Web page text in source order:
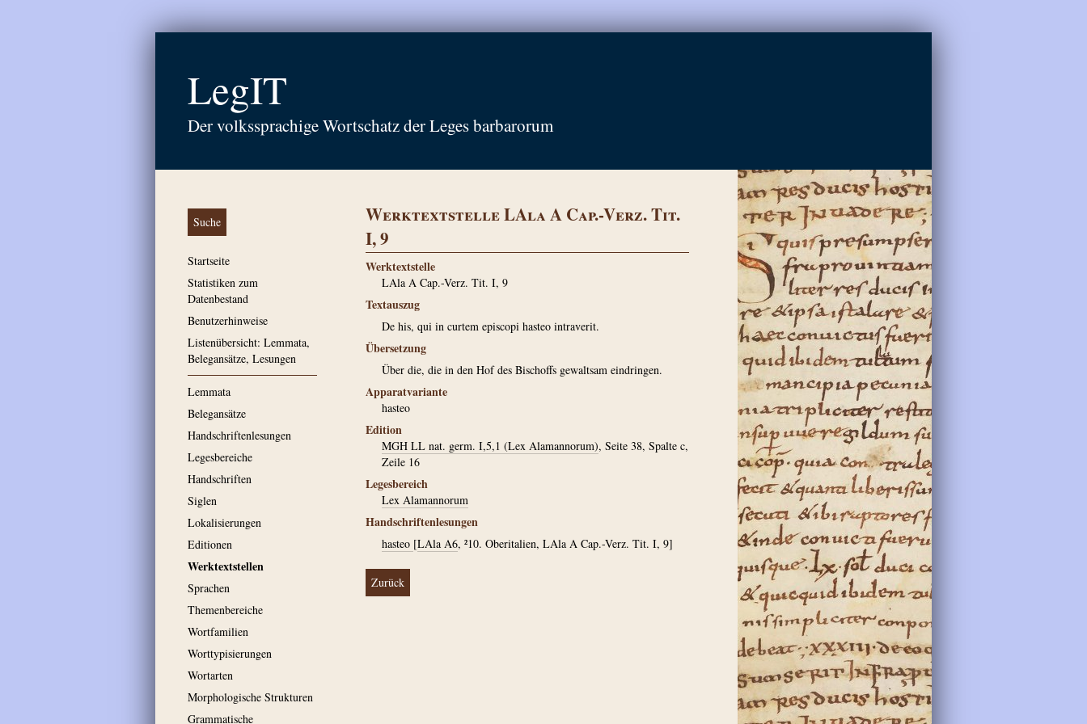
LegIT
Der volkssprachige Wortschatz der Leges barbarorum
Suche
Startseite
Statistiken zum
Datenbestand
Benutzerhinweise
Listenübersicht: Lemmata,
Belegansätze, Lesungen
Lemmata
Belegansätze
Handschriftenlesungen
Legesbereiche
Handschriften
Siglen
Lokalisierungen
Editionen
Werktextstellen
Sprachen
Themenbereiche
Wortfamilien
Worttypisierungen
Wortarten
Morphologische Strukturen
Grammatische
Werktextstelle LAla A Cap.-Verz. Tit.
I, 9
Werktextstelle
LAla A Cap.-Verz. Tit. I, 9
Textauszug
De his, qui in curtem episcopi hasteo intraverit.
Übersetzung
Über die, die in den Hof des Bischoffs gewaltsam eindringen.
Apparatvariante
hasteo
Edition
MGH LL nat. germ. I,5,1 (Lex Alamannorum), Seite 38, Spalte c,
Zeile 16
Legesbereich
Lex Alamannorum
Handschriftenlesungen
hasteo [LAla A6, ²10. Oberitalien, LAla A Cap.-Verz. Tit. I, 9]
Zurück